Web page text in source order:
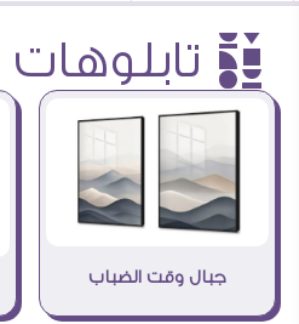
è تابلوهات
جبال وقت الضباب